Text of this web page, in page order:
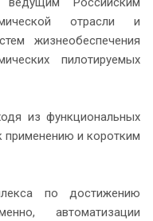
отрасли и
жизнеобеспечения
пилотируемых
из функциональных
применению и коротким
по достижению
автоматизации